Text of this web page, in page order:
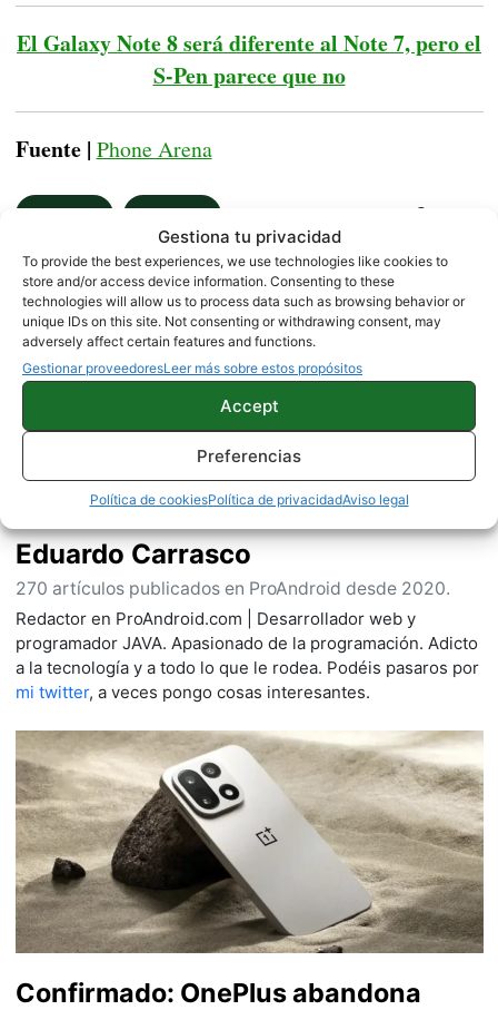
Gestiona tu privacidad
To provide the best experiences, we use technologies like cookies to
store and/or access device information. Consenting to these
technologies will allow us to process data such as browsing behavior or
unique IDs on this site. Not consenting or withdrawing consent, may
adversely affect certain features and functions.
Gestionar proveedoresLeer más sobre estos propósitos
Accept
Preferencias
Política de cookiesPolítica de privacidadAviso legal
El Galaxy Note 8 será diferente al Note 7, pero el
S-Pen parece que no
Fuente | Phone Arena
Sobre este autor
Eduardo Carrasco
270 artículos publicados en ProAndroid desde 2020.
Redactor en ProAndroid.com | Desarrollador web y
programador JAVA. Apasionado de la programación. Adicto
a la tecnología y a todo lo que le rodea. Podéis pasaros por
mi twitter, a veces pongo cosas interesantes.
Confirmado: OnePlus abandona